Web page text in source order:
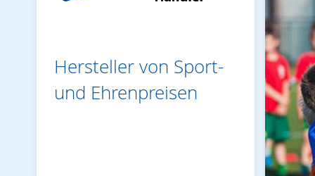
Hersteller von Sport-
und Ehrenpreisen